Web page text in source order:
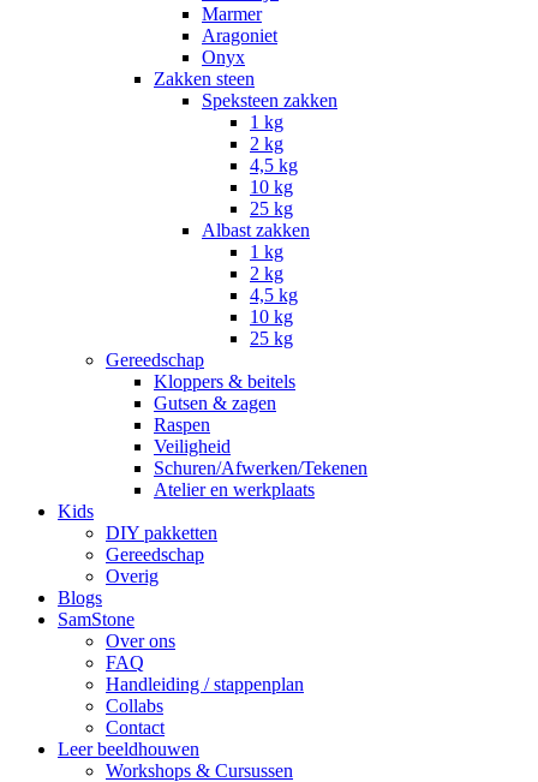
Marmer
Aragoniet
Onyx
Zakken steen
Speksteen zakken
1 kg
2 kg
4,5 kg
10 kg
25 kg
Albast zakken
1 kg
2 kg
4,5 kg
10 kg
25 kg
Gereedschap
Kloppers & beitels
Gutsen & zagen
Raspen
Veiligheid
Schuren/Afwerken/Tekenen
Atelier en werkplaats
Kids
DIY pakketten
Gereedschap
Overig
Blogs
SamStone
Over ons
FAQ
Handleiding / stappenplan
Collabs
Contact
Leer beeldhouwen
Workshops & Cursussen